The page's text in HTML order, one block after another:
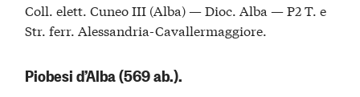
Coll. elett. Cuneo III (Alba) — Dioc. Alba — P2 T. e
Str. ferr. Alessandria-Cavallermaggiore.
Piobesi d’Alba (569 ab.).